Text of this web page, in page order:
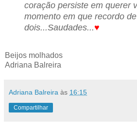
coração persiste em querer
momento em que recordo
dois...Saudades...♥
Beijos molhados
Adriana Balreira
Adriana Balreira às 16:15
Compartilhar